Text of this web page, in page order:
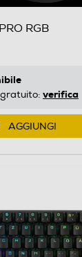
RGB
verifica
AGGIUNGI